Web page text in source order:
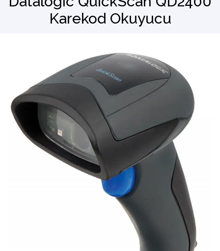
Barkod OkuyucuKarekod Okuyucu